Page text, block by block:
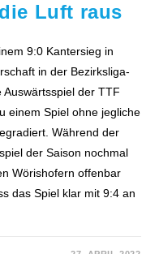
Luft raus
9:0 Kantersieg in
in der Bezirksliga-
der TTF
einem Spiel ohne jegliche
Während der
der Saison nochmal
Wörishofern offenbar
das Spiel klar mit 9:4 an